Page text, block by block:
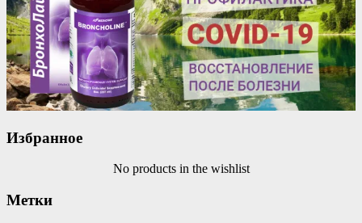
Избранное
No products in the wishlist
Метки